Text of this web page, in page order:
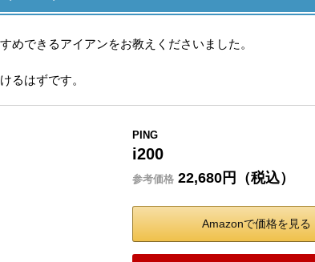
めできるアイアンをお教えくださいました。
るはずです。
PING
i200
参考価格 22,680円（税込）
Amazonで価格を見る